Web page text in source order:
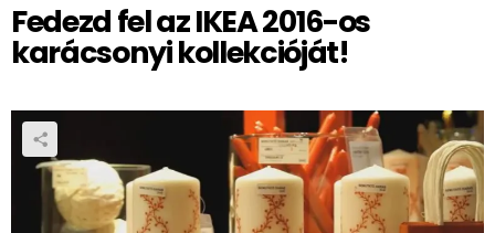
Fedezd fel az IKEA 2016-os
karácsonyi kollekcióját!